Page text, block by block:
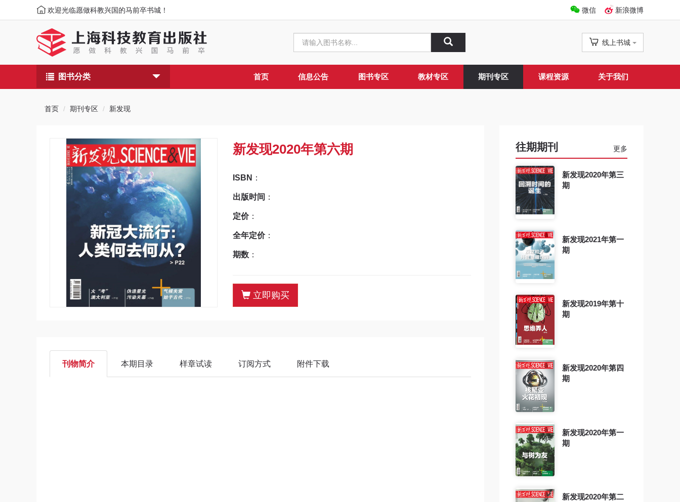
欢迎光临愿做科教兴国的马前卒书城！ 新浪微博
微信
线上书城
图书分类 首页 信息公告 图书专区 教材专区 期刊专区 课程资源 关于我们
首页 期刊专区 新发现
新发现2020年第六期
ISBN ：
出版时间 ：
定价：
全年定价：
期数 ：
立即购买
刊物简介 本期目录 样章试读 订阅方式 附件下载
往期期刊 更多
新发现2020年第三
期
新发现2021年第一
期
新发现2019年第十
期
新发现2020年第四
期
新发现2020年第一
期
新发现2020年第二